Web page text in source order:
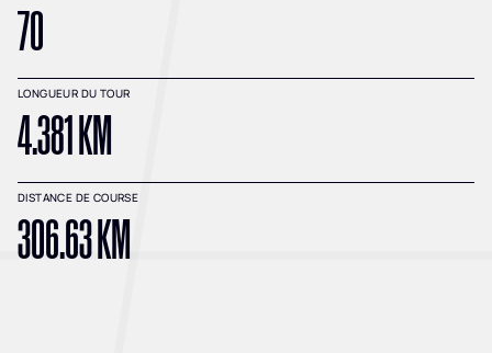
70
LONGUEUR DU TOUR
4.381 KM
DISTANCE DE COURSE
306.63 KM